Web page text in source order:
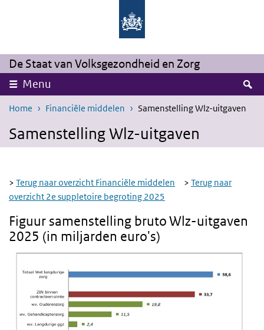
Overslaan en naar de inhoud gaan
De Staat van Volksgezondheid en Zorg
Menu
Home Financiële middelen Samenstelling Wlz-uitgaven
Samenstelling Wlz-uitgaven
> Terug naar overzicht Financiële middelen > Terug naar
overzicht 2e suppletoire begroting 2025
Figuur samenstelling brutoWlz-uitgaven
2025 (in miljarden euro's)